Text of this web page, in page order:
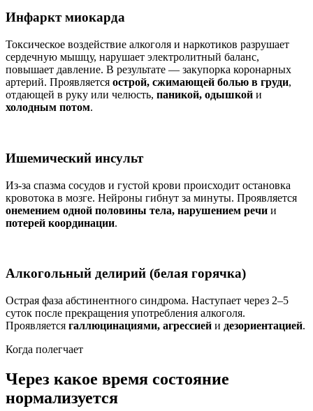
Инфаркт миокарда
Токсическое воздействие алкоголя и наркотиков разрушает
сердечную мышцу, нарушает электролитный баланс,
повышает давление. В результате — закупорка коронарных
артерий. Проявляется острой, сжимающей болью в груди,
отдающей в руку или челюсть, паникой, одышкой и
холодным потом.
Ишемический инсульт
Из-за спазма сосудов и густой крови происходит остановка
кровотока в мозге. Нейроны гибнут за минуты. Проявляется
онемением одной половины тела, нарушением речи и
потерей координации.
Алкогольный делирий (белая горячка)
Острая фаза абстинентного синдрома. Наступает через 2–5
суток после прекращения употребления алкоголя.
Проявляется галлюцинациями, агрессией и дезориентацией.
Когда полегчает
Через какое время состояние
нормализуется